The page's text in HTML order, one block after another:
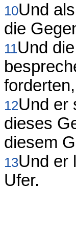
10Und
die
11Und
12Und er
dieses
diesem
13Und er
Ufer.